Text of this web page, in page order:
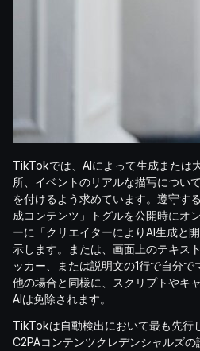
TikTokでは、AIによって生成または
所、イベントのリアルな描写につい
を付けるよう求めています。遵守す
成コンテンツ」トグルを公開時にオ
ーに「クリエイターによりAI生成と
示します。または、画面上のテキス
ッカー、または説明文の1行で自分で
他の場合と同様に、スクリプトやキ
AIは免除されます。
TikTokは自動検出において最も先行
C2PAコンテンツクレデンシャルズ